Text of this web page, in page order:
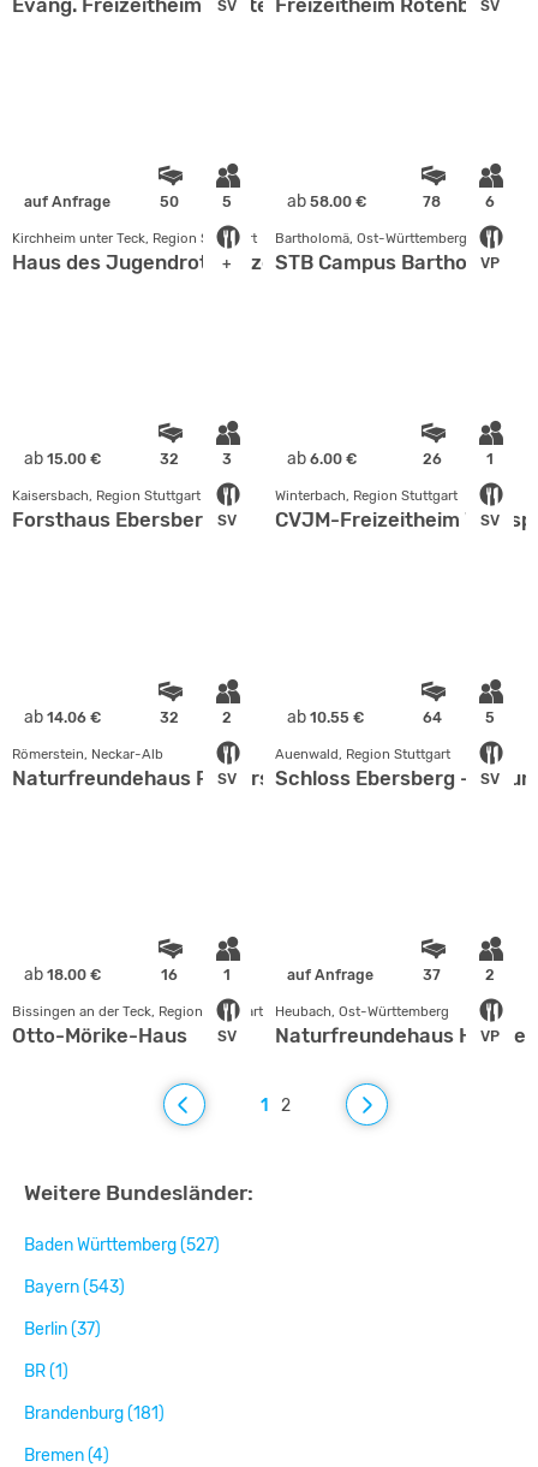
SV SV
auf Anfrage 50 5
+
Kirchheim unter Teck, Region Stuttgart
Haus des Jugendrotkreuzes
ab 58.00 € 78 6
VP
Bartholomä, Ost-Württemberg
STB Campus Bartholomä
ab 15.00 € 32 3
SV
Kaisersbach, Region Stuttgart
Forsthaus Ebersberg
ab 6.00 € 26 1
SV
Winterbach, Region Stuttgart
CVJM-Freizeitheim
ab 14.06 € 32 2
SV
Römerstein, Neckar-Alb
Naturfreundehaus Römerstein
ab 10.55 € 64 5
SV
Auenwald, Region Stuttgart
Schloss Ebersberg -
ab 18.00 € 16 1
SV
Bissingen an der Teck, Region Stuttgart
Otto-Mörike-Haus
auf Anfrage 37 2
VP
Heubach, Ost-Württemberg
Naturfreundehaus
1 2
Weitere Bundesländer:
Baden Württemberg (527)
Bayern (543)
Berlin (37)
BR (1)
Brandenburg (181)
Bremen (4)